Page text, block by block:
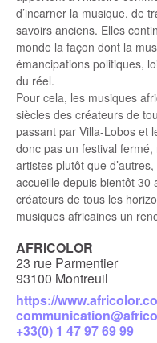
d’incarner la musique, de
savoirs anciens. Elles
monde la façon dont la
émancipations politiques,
du réel.
Pour cela, les musiques
siècles des créateurs de
passant par Villa-Lobos et
donc pas un festival
artistes plutôt que
accueille depuis bientôt 30
créateurs de tous les
musiques africaines un
AFRICOLOR
23 rue Parmentier
93100 Montreuil
https://
+33(0) 1 47 97 69 99